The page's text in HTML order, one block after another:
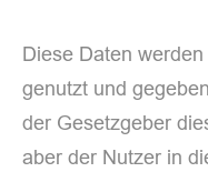
Diese Daten
genutzt und
der Gesetzgeber
aber der Nutzer in